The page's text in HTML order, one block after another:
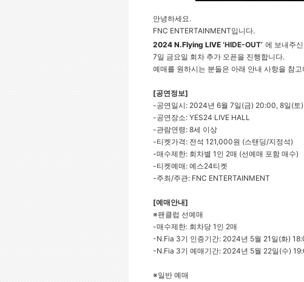
안녕하세요.
FNC ENTERTAINMENT입니다.
2024 N.Flying LIVE ‘HIDE-OUT’ 에 보내주
7일 금요일 회차 추가 오픈을 진행합니다.
예매를 원하시는 분들은 아래 안내 사항을 참
[공연정보]
-공연일시: 2024년 6월 7일(금) 20:00, 8일(
-공연장소: YES24 LIVE HALL
-관람연령: 8세 이상
-티켓가격: 전석 121,000원 (스탠딩/지정석)
-매수제한: 회차별 1인 2매 (선예매 포함 매수)
-티켓예매: 예스24티켓
-주최/주관: FNC ENTERTAINMENT
[예매안내]
※팬클럽 선예매
-매수제한: 회차당 1인 2매
-N.Fia 3기 인증기간: 2024년 5월 21일(화)
-N.Fia 3기 예매기간: 2024년 5월 22일(수)
※일반 예매